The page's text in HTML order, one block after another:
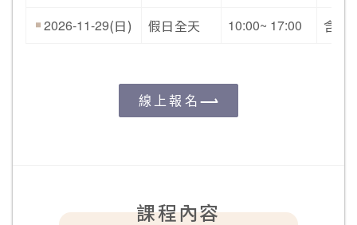
2026-11-29(日) 假日全天 10:00~ 17:00 含開
線上報名
課程內容